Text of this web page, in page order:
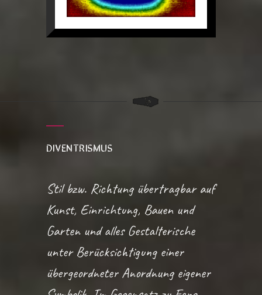
DIVENTRISMUS
Stil bzw. Richtung übertragbar auf
Kunst, Einrichtung, Bauen und
Garten und alles Gestalterische
unter Berücksichtigung einer
übergeordneter Anordnung eigener